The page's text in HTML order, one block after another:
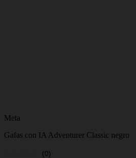
Meta
Gafas con IA Adventurer Classic negro
(0)